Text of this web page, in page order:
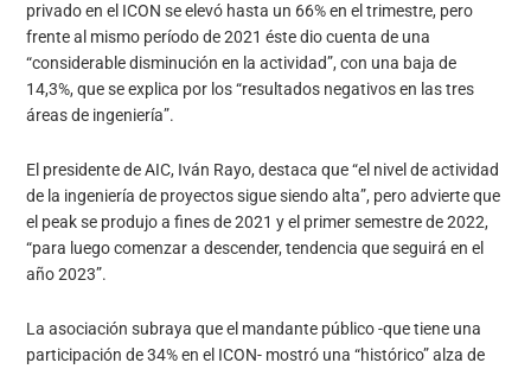
privado en el ICON se elevó hasta un 66% en el trimestre, pero
frente al mismo período de 2021 éste dio cuenta de una
“considerable disminución en la actividad”, con una baja de
14,3%, que se explica por los “resultados negativos en las tres
áreas de ingeniería”.
El presidente de AIC, Iván Rayo, destaca que “el nivel de actividad
de la ingeniería de proyectos sigue siendo alta”, pero advierte que
el peak se produjo a fines de 2021 y el primer semestre de 2022,
“para luego comenzar a descender, tendencia que seguirá en el
año 2023”.
La asociación subraya que el mandante público -que tiene una
participación de 34% en el ICON- mostró una “histórico” alza de